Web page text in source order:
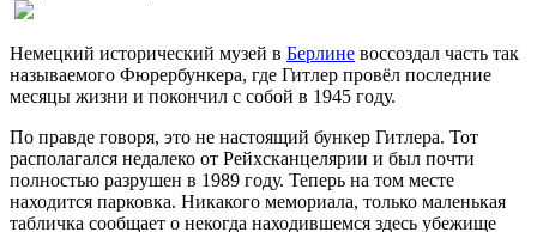
Немецкий исторический музей в Берлине воссоздал часть так
называемого Фюрербункера, где Гитлер провёл последние
месяцы жизни и покончил с собой в 1945 году.
По правде говоря, это не настоящий бункер Гитлера. Тот
располагался недалеко от Рейхсканцелярии и был почти
полностью разрушен в 1989 году. Теперь на том месте
находится парковка. Никакого мемориала, только маленькая
табличка сообщает о некогда находившемся здесь убежище